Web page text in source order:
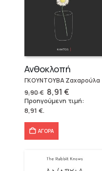
Ανθοκλοπή
ΓΚΟΥΝΤΟΥΒΑ Ζαχαρούλα
9,90€ Original
price
was:
8,91 €Η
τρέχουσα
τιμή
Προηγούμενη τιμή:
8,91 €.
ΑΓΟΡΑ